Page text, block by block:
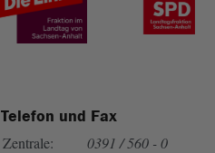
Telefon und Fax
Zentrale:
0391 / 560 - 0